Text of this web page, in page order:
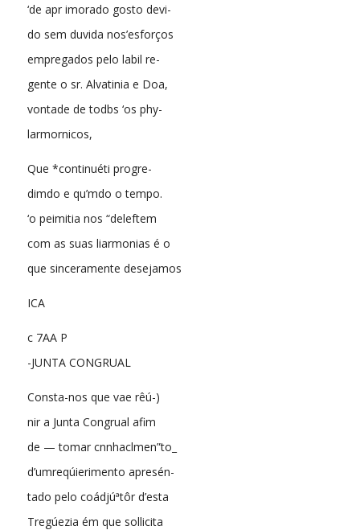
‘de apr imorado gosto devi-
do sem duvida nos’esforços
empregados pelo labil re-
gente o sr. Alvatinia e Doa,
vontade de todbs ‘os phy-
larmornicos,
Que *continuéti progre-
dimdo e qu’mdo o tempo.
‘o peimitia nos “deleftem
com as suas liarmonias é o
que sinceramente desejamos
ICA
c 7AA P
-JUNTA CONGRUAL
Consta-nos que vae rêú-)
nir a Junta Congrual afim
de — tomar cnnhaclmen”to_
d’umreqúierimento apresén-
tado pelo coádjúªtôr d’esta
Tregúezia ém que sollicita